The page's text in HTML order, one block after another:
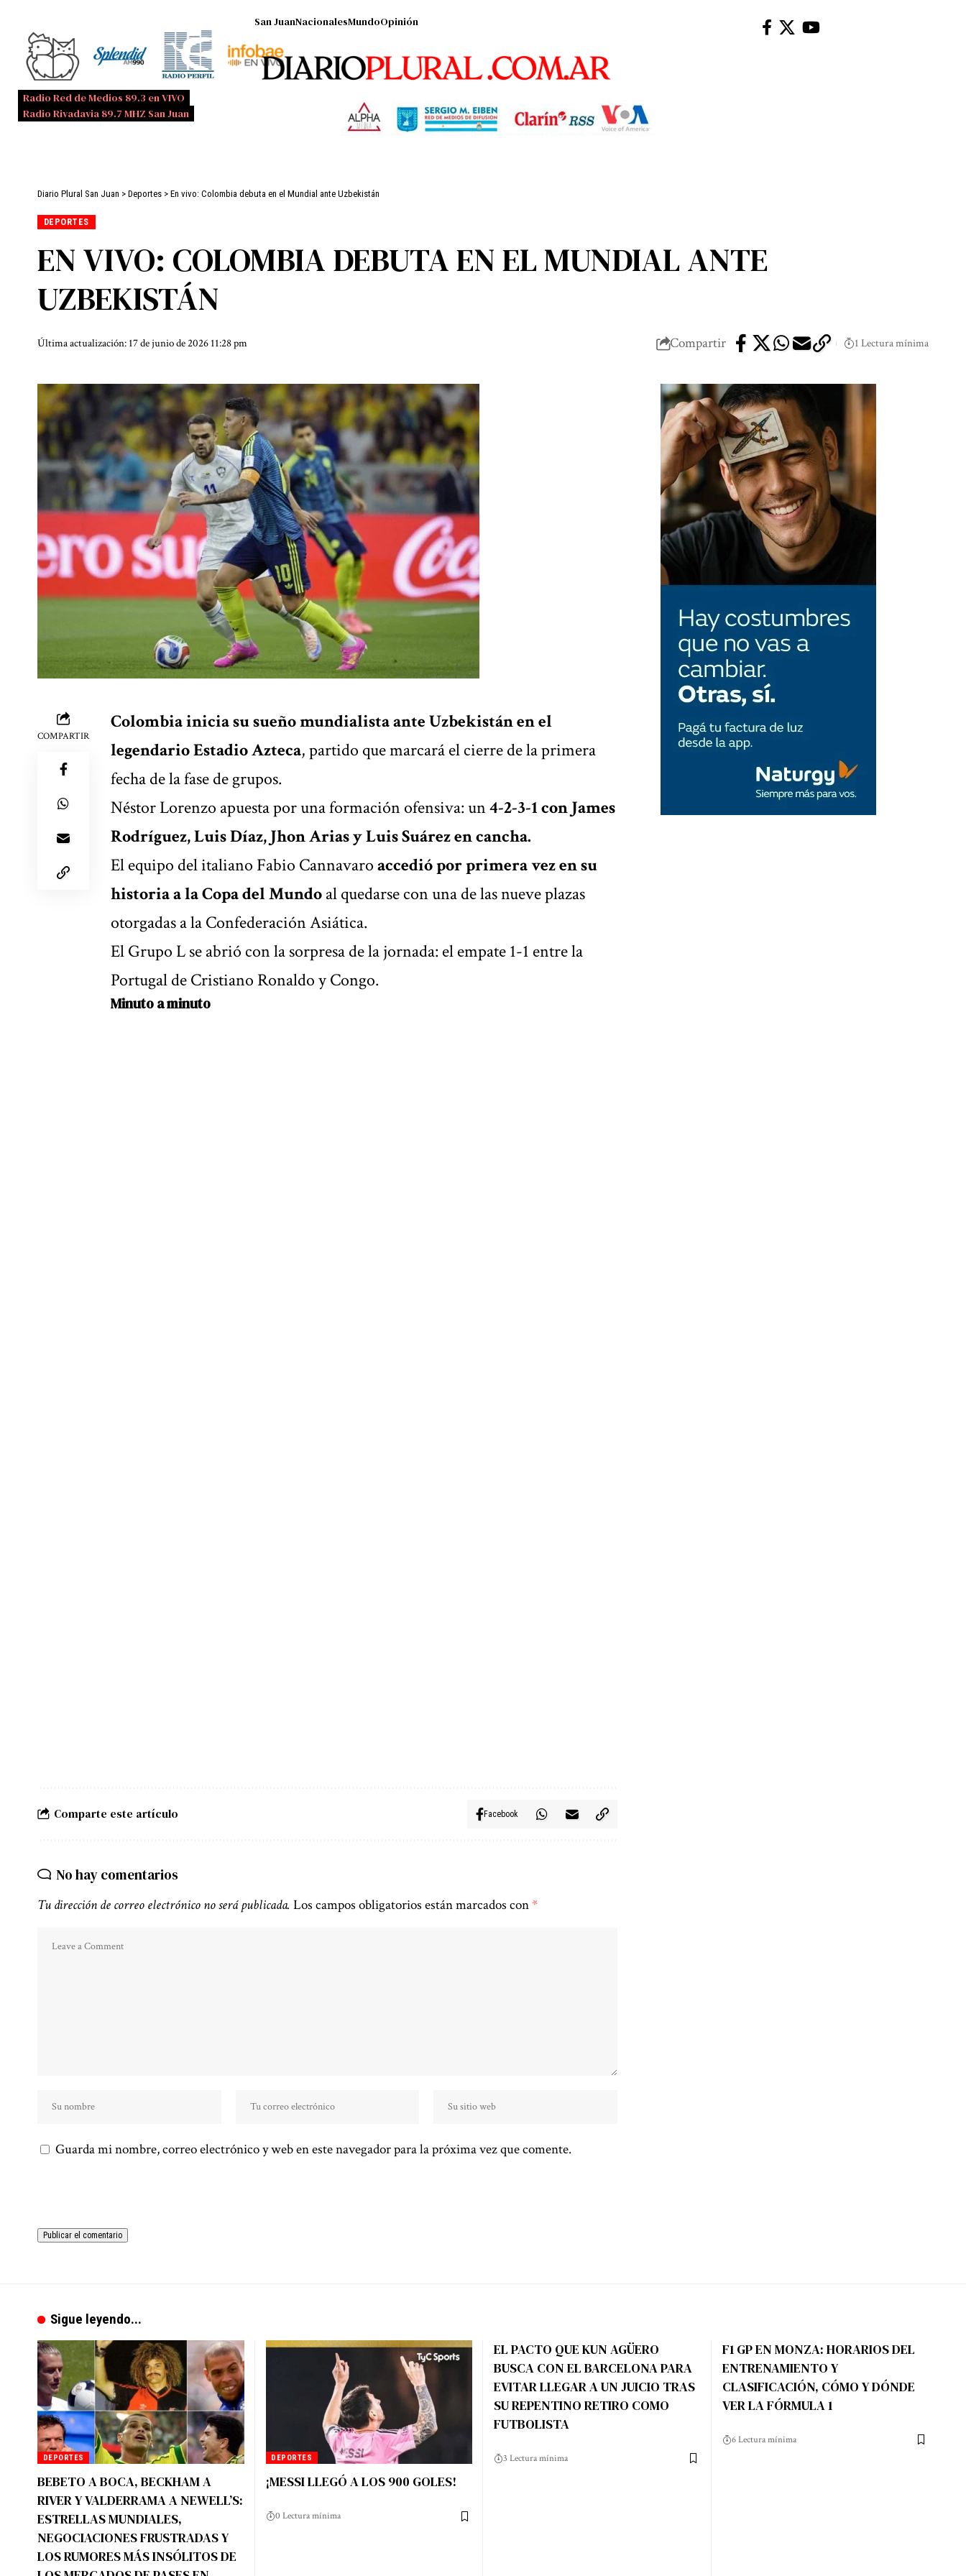
Radio Red de Medios 89.3 en VIVO
Radio Rivadavia 89.7 MHZ San Juan
San JuanNacionalesMundoOpinión
Diario Plural San Juan > Deportes > En vivo: Colombia debuta en el Mundial ante Uzbekistán
DEPORTES
EN VIVO: COLOMBIA DEBUTA EN EL MUNDIAL ANTE
UZBEKISTÁN
Última actualización: 17 de junio de 2026 11:28 pm Compartir 1 Lectura mínima
COMPARTIR
Colombia inicia su sueño mundialista ante Uzbekistán en el
legendario Estadio Azteca, partido que marcará el cierre de la primera
fecha de la fase de grupos.
Néstor Lorenzo apuesta por una formación ofensiva: un4-2-3-1 con James
Rodríguez, Luis Díaz, Jhon Arias y Luis Suárez en cancha.
El equipo del italiano Fabio Cannavaroaccedió por primera vez en su
historia a la Copa del Mundoal quedarse con una de las nueve plazas
otorgadas a la Confederación Asiática.
El Grupo L se abrió con la sorpresa de la jornada: elempate 1-1 entre la
Portugal de Cristiano Ronaldo y Congo.
Minuto a minuto
Comparte este artículo Facebook
No hay comentarios
Tu dirección de correo electrónico no será publicada. Los campos obligatorios están marcados con*
Guarda mi nombre, correo electrónico y web en este navegador para la próxima vez que comente.
Sigue leyendo...
DEPORTES
BEBETO A BOCA, BECKHAM A
RIVER Y VALDERRAMA A NEWELL’S:
ESTRELLAS MUNDIALES,
NEGOCIACIONES FRUSTRADAS Y
LOS RUMORES MÁS INSÓLITOS DE
DEPORTES
¡MESSI LLEGÓ A LOS 900 GOLES!
0 Lectura mínima
EL PACTO QUE KUN AGÜERO
BUSCA CON EL BARCELONA PARA
EVITAR LLEGAR A UN JUICIO TRAS
SU REPENTINO RETIRO COMO
FUTBOLISTA
3 Lectura mínima
F1 GP EN MONZA: HORARIOS DEL
ENTRENAMIENTO Y
CLASIFICACIÓN, CÓMO Y DÓNDE
VER LA FÓRMULA 1
6 Lectura mínima